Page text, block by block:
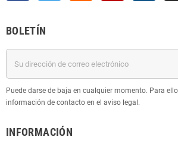
BOLETÍN
Puede darse de baja en cualquier momento. Para
información de contacto en el aviso legal.
INFORMACIÓN